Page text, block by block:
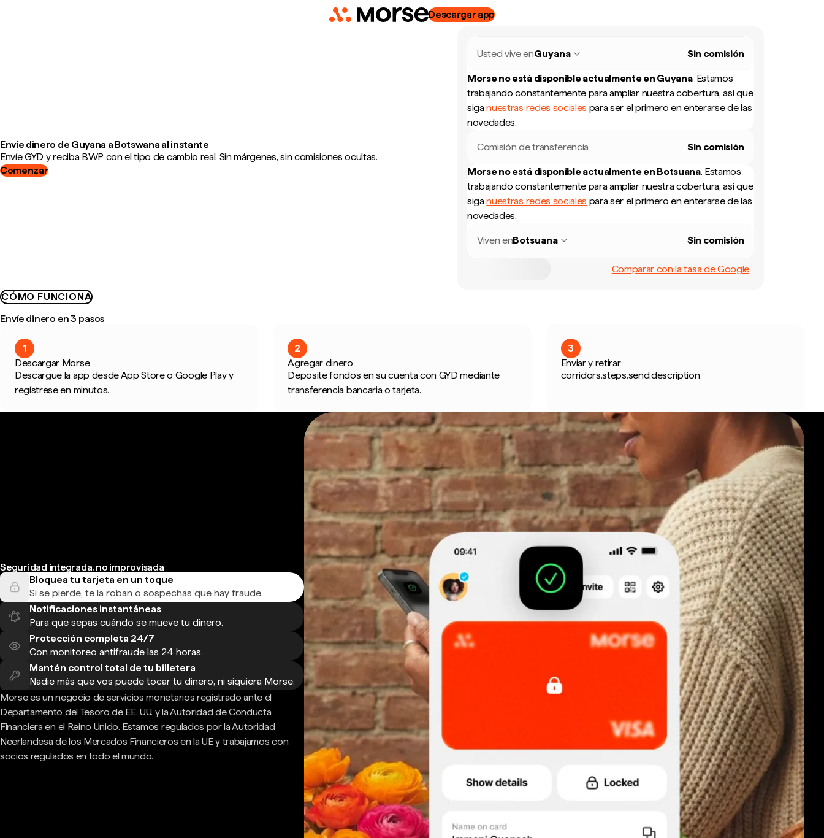
Descargar app
Envíe dinero de Guyana a Botswana al instante
Envíe GYD y reciba BWP con el tipo de cambio real. Sin márgenes, sin comisiones ocultas.
Comenzar
Usted vive enGuyana Sin comisión
Morse no está disponible actualmente en Guyana. Estamos
trabajando constantemente para ampliar nuestra cobertura, así que
siganuestras redes sociales para ser el primero en enterarse de las
novedades.
Comisión de transferencia Sin comisión
Morse no está disponible actualmente en Botsuana. Estamos
trabajando constantemente para ampliar nuestra cobertura, así que
siganuestras redes sociales para ser el primero en enterarse de las
novedades.
Viven enBotsuana Sin comisión
Comparar con la tasa de Google
CÓMO FUNCIONA
Envíe dinero en 3 pasos
1
Descargar Morse
Descargue la app desde App Store o Google Play y
regístrese en minutos.
2
Agregar dinero
Deposite fondos en su cuenta con GYD mediante
transferencia bancaria o tarjeta.
3
Enviar y retirar
corridors.steps.send.description
Seguridad integrada, no improvisada
Bloquea tu tarjeta en un toque
Si se pierde, te la roban o sospechas que hay fraude.
Notificaciones instantáneas
Para que sepas cuándo se mueve tu dinero.
Protección completa 24/7
Con monitoreo antifraude las 24 horas.
Mantén control total de tu billetera
Nadie más que vos puede tocar tu dinero, ni siquiera Morse.
Morse es un negocio de servicios monetarios registrado ante el
Departamento del Tesoro de EE. UU. y la Autoridad de Conducta
Financiera en el Reino Unido. Estamos regulados por la Autoridad
Neerlandesa de los Mercados Financieros en la UE y trabajamos con
socios regulados en todo el mundo.